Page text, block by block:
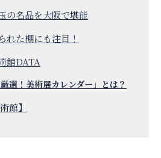
の名品を大阪で堪能
れた棚にも注目！
館DATA
選！美術展カレンダー」とは？
館】